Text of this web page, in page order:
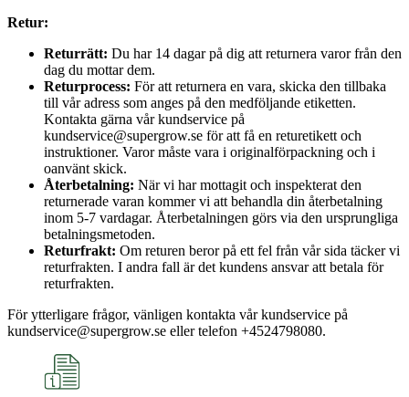
Retur:
Returrätt: Du har 14 dagar på dig att returnera varor från den
dag du mottar dem.
Returprocess: För att returnera en vara, skicka den tillbaka
till vår adress som anges på den medföljande etiketten.
Kontakta gärna vår kundservice på
kundservice@supergrow.se för att få en returetikett och
instruktioner. Varor måste vara i originalförpackning och i
oanvänt skick.
Återbetalning: När vi har mottagit och inspekterat den
returnerade varan kommer vi att behandla din återbetalning
inom 5-7 vardagar. Återbetalningen görs via den ursprungliga
betalningsmetoden.
Returfrakt: Om returen beror på ett fel från vår sida täcker vi
returfrakten. I andra fall är det kundens ansvar att betala för
returfrakten.
För ytterligare frågor, vänligen kontakta vår kundservice på
kundservice@supergrow.se eller telefon +4524798080.